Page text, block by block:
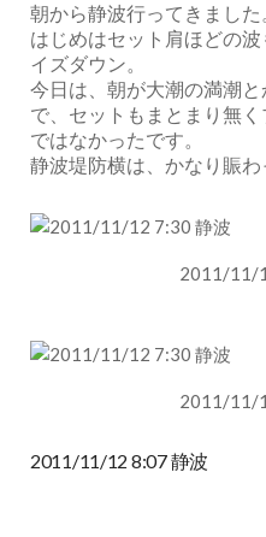
朝から静波行ってきました
はじめはセット肩ほどの
イズダウン。
今日は、朝が大潮の満潮
で、セットもまとまり無
ではなかったです。
静波堤防横は、かなり賑わ
2011/11/
2011/11/
2011/11/12 8:07 静波